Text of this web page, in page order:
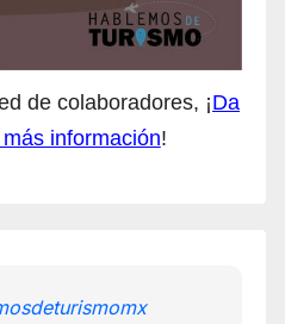
de colaboradores, ¡Da
información!